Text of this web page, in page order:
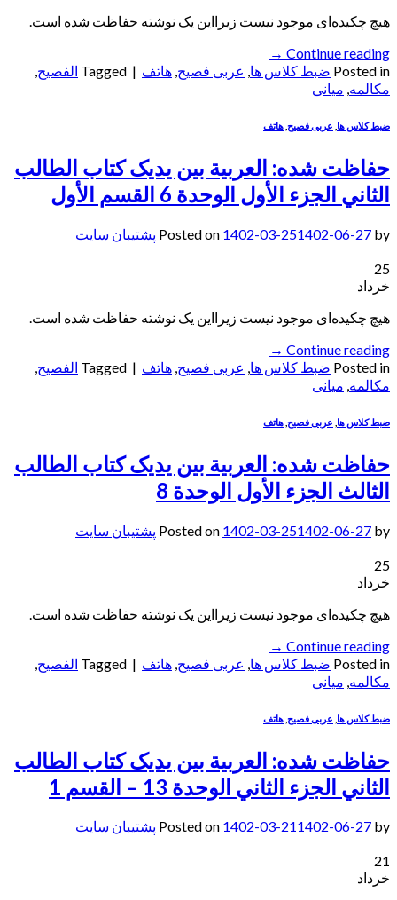
هیچ چکیده‌ای موجود نیست زیرا‌این یک نوشته حفاظت شده است.
Continue reading
→
Posted in ضبط کلاس ها, عربی فصیح, هاتف |
Tagged الفصيح,
مکالمه, میانی
ضبط کلاس ها عربی فصیح هاتف
حفاظت شده: العربیة بین یدیک کتاب الطالب
الثاني الجزء الأول الوحدة 6 القسم الأول
Posted on 1402-03-251402-06-27 by پشتیبان سایت
25
خرداد
هیچ چکیده‌ای موجود نیست زیرا‌این یک نوشته حفاظت شده است.
Continue reading
→
Posted in ضبط کلاس ها عربی فصیح هاتف |
Tagged الفصيح
مکالمه میانی
ضبط کلاس ها عربی فصیح هاتف
حفاظت شده: العربیة بین یدیک کتاب الطالب
الثالث الجزء الأول الوحدة 8
Posted on 1402-03-251402-06-27 by پشتیبان سایت
25
خرداد
هیچ چکیده‌ای موجود نیست زیرا‌این یک نوشته حفاظت شده است.
Continue reading
→
Posted in ضبط کلاس ها عربی فصیح هاتف |
Tagged الفصيح
مکالمه میانی
ضبط کلاس ها عربی فصیح هاتف
حفاظت شده: العربیة بین یدیک کتاب الطالب
الثاني الجزء الثاني الوحدة 13 – القسم 1
Posted on 1402-03-211402-06-27 by پشتیبان سایت
21
خرداد